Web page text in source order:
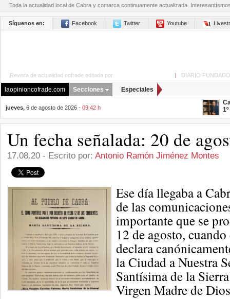
Toda la actualidad local de Cabra y comarca continuamente actualizada.
Síguenos en: Facebook Twitter Youtube
Revista de actualidad cofrade editada por | DIARIO
laopinioncofrade.com Secciones Especiales
jueves, 6 de agosto de 2026 - 09:42 h
Un fecha señalada: 20 de
17.08.20 - Escrito por: Antonio Ramón Jiménez Montes
Ese día llegaba a
de las
importante que se
12 de agosto,
declara
la Ciudad a Nuestra
Santísima de la
Virgen Madre de